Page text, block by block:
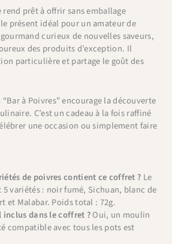
rend prêt à offrir sans emballage
présent idéal pour un amateur de
curieux de nouvelles saveurs,
des produits d’exception. Il
particulière et partage le goût des
à Poivres” encourage la découverte
C’est un cadeau à la fois raffiné
une occasion ou simplement faire
de poivres contient ce coffret ? Le
variétés : noir fumé, Sichuan, blanc de
et Malabar. Poids total : 72g.
inclus dans le coffret ?Oui, un moulin
compatible avec tous les pots est